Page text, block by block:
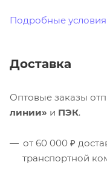
Подробные
Доставка
Оптовые заказы
линии» и ПЭК.
от 60 000 ₽
транспортной